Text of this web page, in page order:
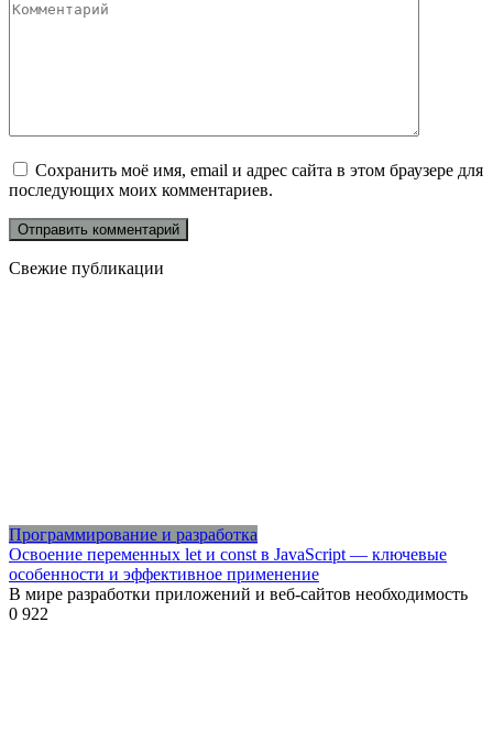
Сохранить моё имя, email и адрес сайта в этом браузере для
последующих моих комментариев.
Свежие публикации
Программирование и разработка
Освоение переменных let и const в JavaScript — ключевые
особенности и эффективное применение
В мире разработки приложений и веб-сайтов необходимость
0 922